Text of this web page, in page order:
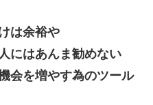
は余裕や
にはあんま勧めない
会を増やす為のツール